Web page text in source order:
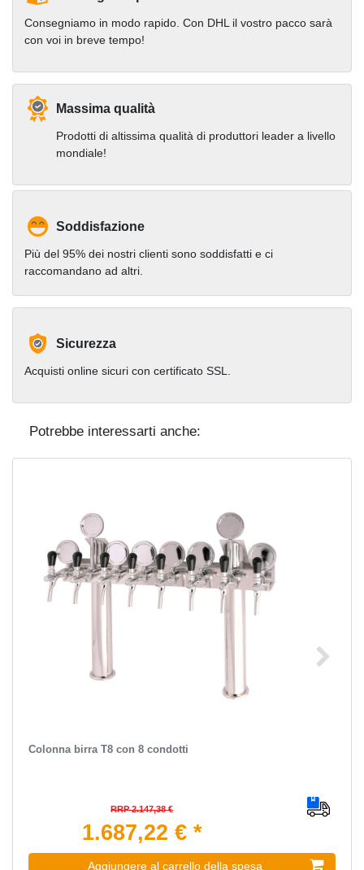
Consegniamo in modo rapido. Con DHL il vostro pacco sarà
con voi in breve tempo!
Massima qualità
Prodotti di altissima qualità di produttori leader a livello
mondiale!
Soddisfazione
Più del 95% dei nostri clienti sono soddisfatti e ci
raccomandano ad altri.
Sicurezza
Acquisti online sicuri con certificato SSL.
Potrebbe interessarti anche:
Сolonna birra T8 con 8 condotti
RRP 2.147,38 €
1.687,22 € *
Aggiungere al carrello della spesa